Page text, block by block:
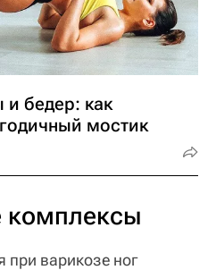
и бедер: как
мостик
при варикозе ног